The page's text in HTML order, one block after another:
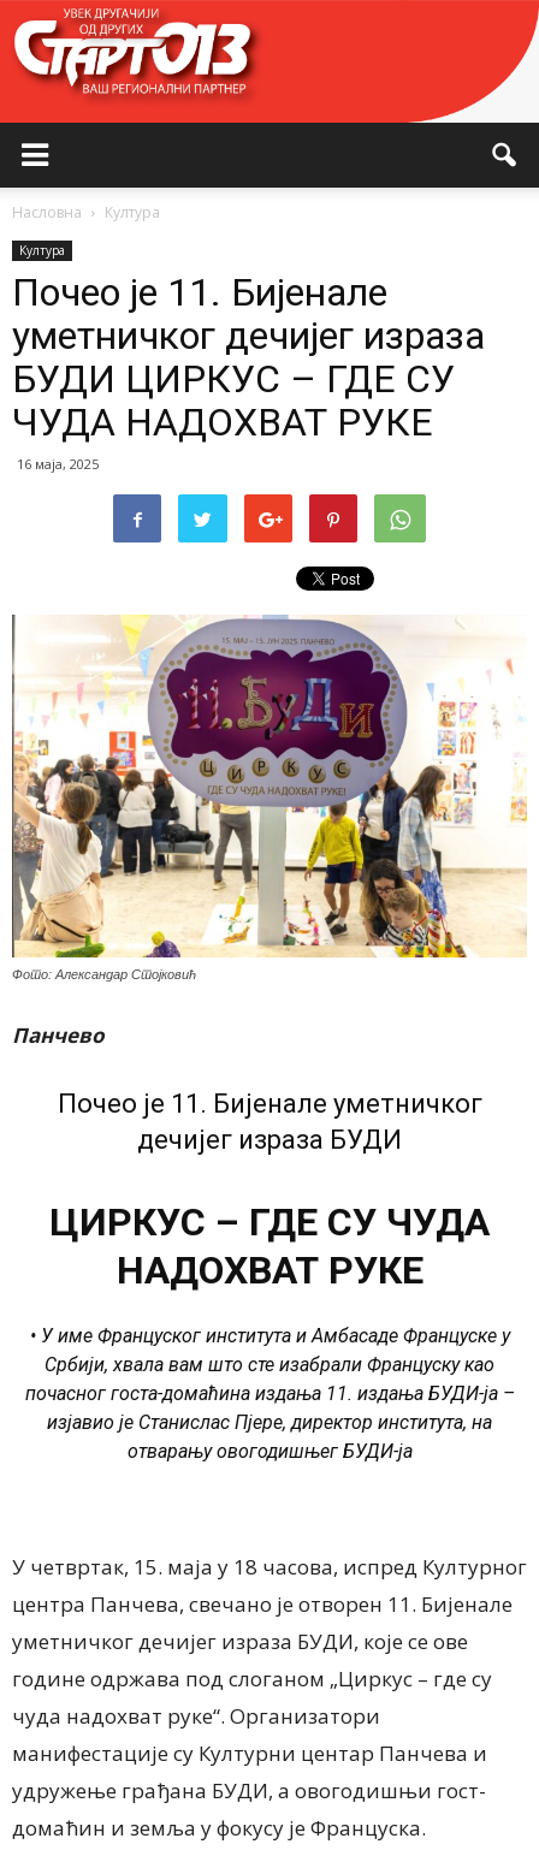
Насловна Култура
Култура
Почео је 11. Бијенале
уметничког дечијег израза
БУДИ ЦИРКУС – ГДЕ СУ
ЧУДА НАДОХВАТ РУКЕ
16 маја, 2025
Фото: Александар Стојковић
Панчево
Почео је 11. Бијенале уметничког
дечијег израза БУДИ
ЦИРКУС – ГДЕ СУ ЧУДА
НАДОХВАТ РУКЕ
• У име Француског института и Амбасаде Француске у
Србији, хвала вам што сте изабрали Француску као
почасног госта-домаћина издања 11. издања БУДИ-ја –
изјавио је Станислас Пјере, директор института, на
отварању овогодишњег БУДИ-ја
У четвртак, 15. маја у 18 часова, испред Културног
центра Панчева, свечано је отворен 11. Бијенале
уметничког дечијег израза БУДИ, које се ове
године одржава под слоганом „Циркус – где су
чуда надохват руке“. Организатори
манифестације су Културни центар Панчева и
удружење грађана БУДИ, а овогодишњи гост-
домаћин и земља у фокусу је Француска.